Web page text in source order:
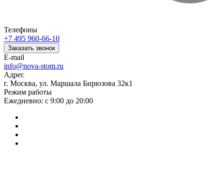
Телефоны
+7 495 960-66-10
Заказать звонок
E-mail
info@nova-stom.ru
Адрес
г. Москва, ул. Маршала Бирюзова 32к1
Режим работы
Ежедневно: с 9:00 до 20:00